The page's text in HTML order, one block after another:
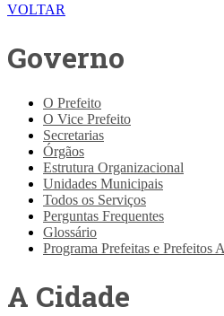
VOLTAR
Governo
O Prefeito
O Vice Prefeito
Secretarias
Órgãos
Estrutura Organizacional
Unidades Municipais
Todos os Serviços
Perguntas Frequentes
Glossário
Programa Prefeitas e Prefeitos
A Cidade